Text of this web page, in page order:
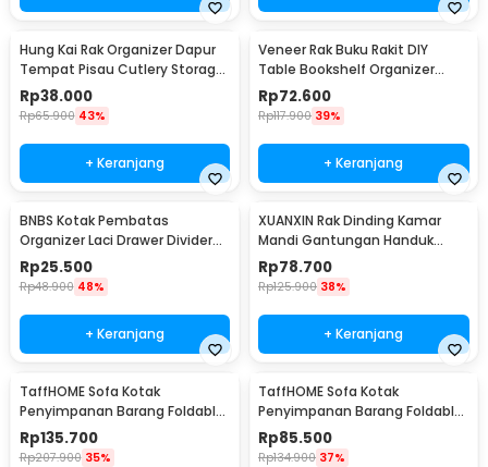
Hung Kai Rak Organizer Dapur
Tempat Pisau Cutlery Storage
Box - PP23
Rp38.000
Rp65.900 43%
+ Keranjang
Veneer Rak Buku Rakit DIY
Table Bookshelf Organizer
Kayu 50x17x34.5cm - ZW404
Rp72.600
Rp117.900 39%
+ Keranjang
BNBS Kotak Pembatas
Organizer Laci Drawer Divider
Box Plastik 8 PCS - HJ1992
Rp25.500
Rp48.900 48%
+ Keranjang
XUANXIN Rak Dinding Kamar
Mandi Gantungan Handuk
Double Layer - B04-1
Rp78.700
Rp125.900 38%
+ Keranjang
TaffHOME Sofa Kotak
Penyimpanan Barang Foldable
Storage Box 76x38x36.5cm -
L1705
Rp135.700
Rp207.900 35%
TaffHOME Sofa Kotak
Penyimpanan Barang Foldable
Storage Box 38x38x36.5cm -
L1705
Rp85.500
Rp134.900 37%